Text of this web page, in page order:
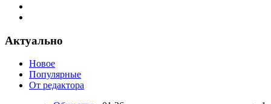
Актуально
Новое
Популярные
От редактора